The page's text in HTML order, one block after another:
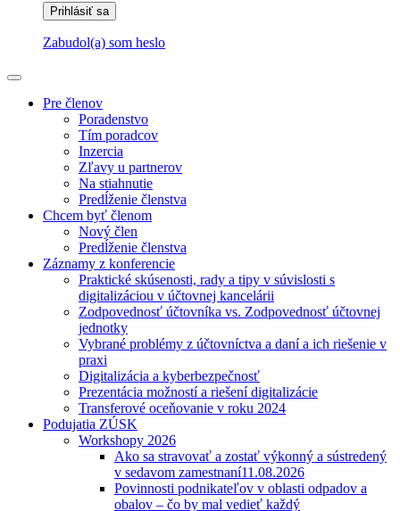
Zabudol(a) som heslo
Pre členov
Poradenstvo
Tím poradcov
Inzercia
Zľavy u partnerov
Na stiahnutie
Predĺženie členstva
Chcem byť členom
Nový člen
Predĺženie členstva
Záznamy z konferencie
Praktické skúsenosti, rady a tipy v súvislosti s
digitalizáciou v účtovnej kancelárii
Zodpovednosť účtovníka vs. Zodpovednosť účtovnej
jednotky
Vybrané problémy z účtovníctva a daní a ich riešenie v
praxi
Digitalizácia a kyberbezpečnosť
Prezentácia možností a riešení digitalizácie
Transferové oceňovanie v roku 2024
Podujatia ZÚSK
Workshopy 2026
Ako sa stravovať a zostať výkonný a sústredený
v sedavom zamestnaní11.08.2026
Povinnosti podnikateľov v oblasti odpadov a
obalov – čo by mal vedieť každý